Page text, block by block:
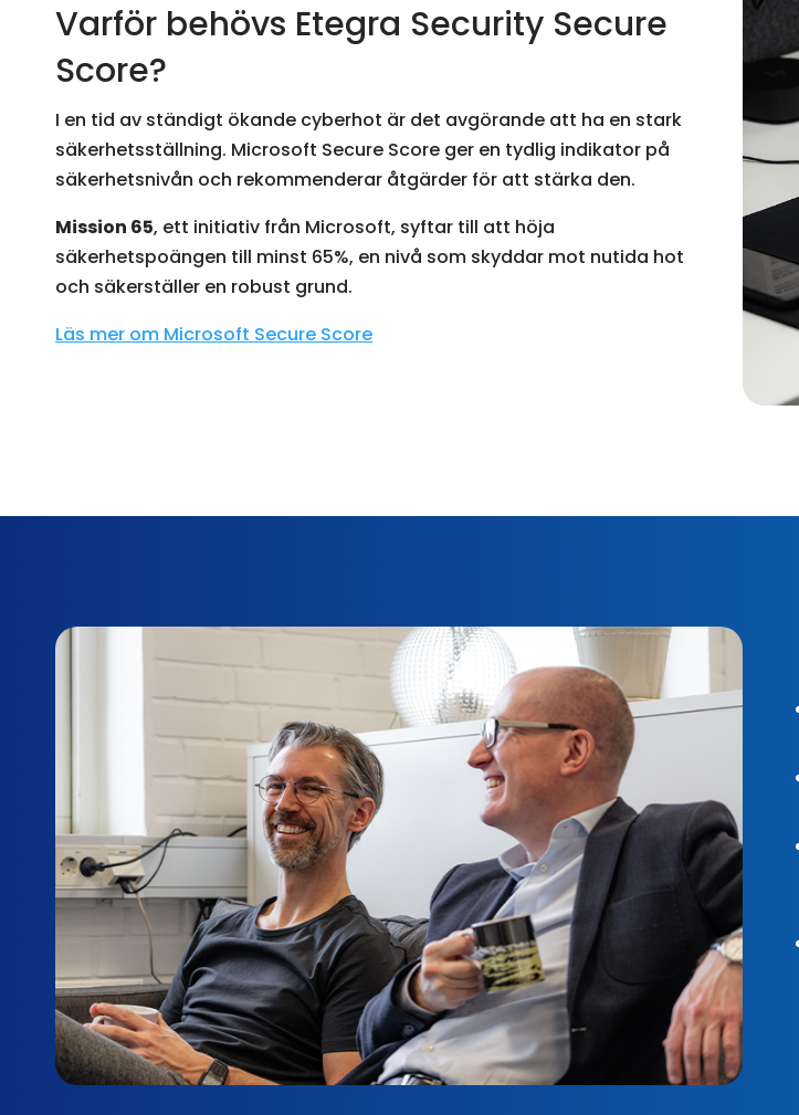
Varför behövs Etegra Security Secure
Score?
I en tid av ständigt ökande cyberhot är det avgörande att ha en stark
säkerhetsställning. Microsoft Secure Score ger en tydlig indikator på
säkerhetsnivån och rekommenderar åtgärder för att stärka den.
Mission 65, ett initiativ från Microsoft, syftar till att höja
säkerhetspoängen till minst 65%, en nivå som skyddar mot nutida hot
och säkerställer en robust grund.
Läs mer om Microsoft Secure Score